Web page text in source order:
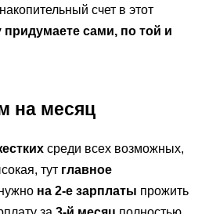
счет в этот
придумаете сами, по той и
на месяц
среди всех возможных,
тут главное
на 2-е зарплаты прожить